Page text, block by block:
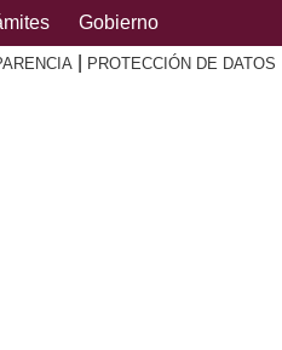
Gobierno
PROTECCIÓN DE DATOS